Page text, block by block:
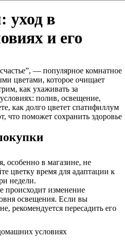
уход в
и его
— популярное комнатное
цветами, которое очищает
как ухаживать за
полив, освещение,
как долго цветет спатифиллум
что поможет сохранить здоровье
особенно в магазине, не
цветку время для адаптации к
недели.
изменение
освещения. Если вы
рекомендуется пересадить его